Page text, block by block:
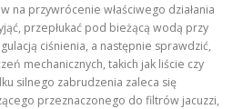
na przywrócenie właściwego działania
przepłukać pod bieżącą wodą przy
ciśnienia, a następnie sprawdzić,
mechanicznych, takich jak liście czy
silnego zabrudzenia zaleca się
przeznaczonego do filtrów jacuzzi,